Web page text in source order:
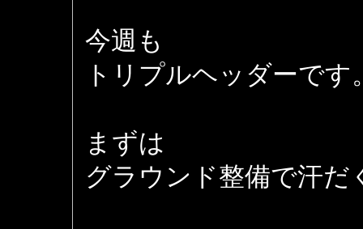
今週も
トリプルヘッダーです
まずは
グラウンド整備で汗だ